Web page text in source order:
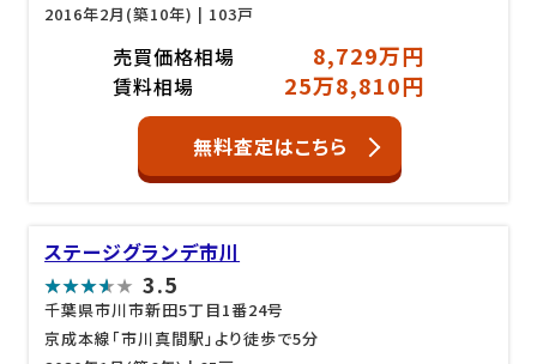
2016年2月(築10年) | 103戸
売買価格相場 8,729万円
賃料相場 25万8,810円
無料査定はこちら
ステージグランデ市川
3.5
千葉県市川市新田5丁目1番24号
京成本線「市川真間駅」より徒歩で5分